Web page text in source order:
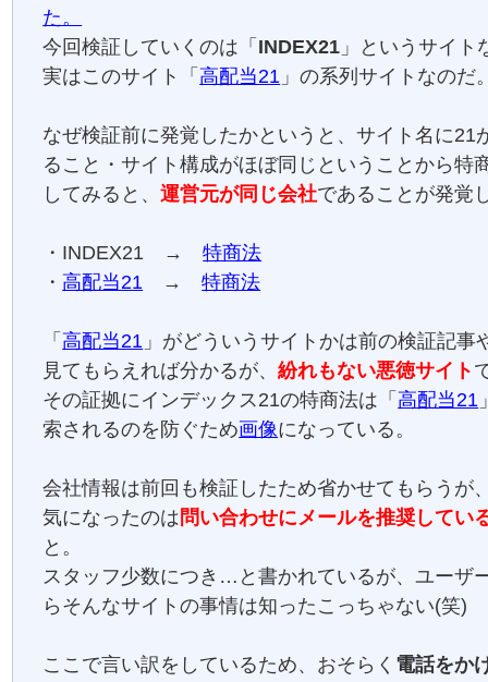
た。
今回検証していくのは「 INDEX21 」というサイト
実はこのサイト「高配当21 」の系列サイトなのだ
なぜ検証前に発覚したかというと、サイト名に21
ること・サイト構成がほぼ同じということから特
してみると、運営元が同じ会社であることが発覚
・INDEX21 →特商法
・高配当21 →特商法
「高配当21 」がどういうサイトかは前の検証記事
見てもらえれば分かるが、紛れもない悪徳サイト
その証拠にインデックス21の特商法は「高配当21
索されるのを防ぐため画像になっている。
会社情報は前回も検証したため省かせてもらうが
気になったのは 問い合わせにメールを推奨してい
と。
スタッフ少数につき…と書かれているが、ユーザ
らそんなサイトの事情は知ったこっちゃない(笑)
ここで言い訳をしているため、おそらく 電話をか